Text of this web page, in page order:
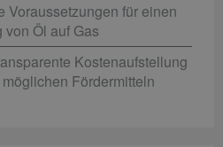
Voraussetzungen für einen
von Öl auf Gas
Kostenaufstellung
Fördermitteln